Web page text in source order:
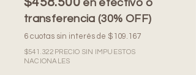
en efectivo o
transferencia (30% OFF)
6 cuotas sin interés de $109.167
$541.322 PRECIO SIN IMPUESTOS
NACIONALES